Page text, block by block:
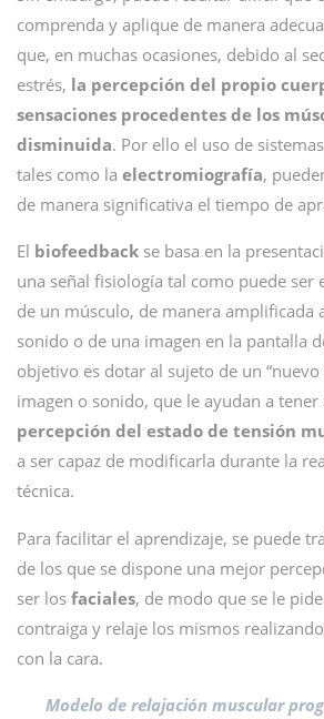
comprenda y aplique de manera
que, en muchas ocasiones, debido al
estrés, la percepción del propio
sensaciones procedentes de los
disminuida. Por ello el uso de
tales como la electromiografía,
de manera significativa el tiempo de
El biofeedback se basa en la
una señal fisiología tal como puede ser
de un músculo, de manera amplificada
sonido o de una imagen en la pantalla
objetivo es dotar al sujeto de un “nuevo
imagen o sonido, que le ayudan a tener
percepción del estado de tensión
a ser capaz de modificarla durante la
técnica.
Para facilitar el aprendizaje, se puede
de los que se dispone una mejor
ser los faciales, de modo que se le
contraiga y relaje los mismos
con la cara.
Modelo de relajación muscular